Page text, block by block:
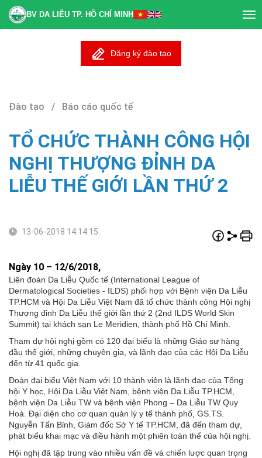
BV DA LIỄU TP. HỒ CHÍ MINH
Đăng ký đào tạo
Đào tạo / Báo cáo quốc tế
TỔ CHỨC THÀNH CÔNG HỘI
NGHỊ THƯỢNG ĐỈNH DA
LIỄU THẾ GIỚI LẦN THỨ 2
13-06-2018 14:14:15
Ngày 10 – 12/6/2018,
Liên đoàn Da Liễu Quốc tế (International League of
Dermatological Societies - ILDS) phối hợp với Bệnh viện Da Liễu
TP.HCM và Hội Da Liễu Việt Nam đã tổ chức thành công Hội nghị
Thượng đỉnh Da Liễu thế giới lần thứ 2 (2nd ILDS World Skin
Summit) tại khách sạn Le Meridien, thành phố Hồ Chí Minh.
Tham dự hội nghị gồm có 120 đại biểu là những Giáo sư hàng
đầu thế giới, những chuyên gia, và lãnh đạo của các Hội Da Liễu
đến từ 41 quốc gia.
Đoàn đại biểu Việt Nam với 10 thành viên là lãnh đạo của Tổng
hội Y học, Hội Da Liễu Việt Nam, bệnh viện Da Liễu TP.HCM,
bệnh viện Da Liễu TW và bệnh viện Phong – Da Liễu TW Quy
Hoà. Đại diện cho cơ quan quản lý y tế thành phố, GS.TS.
Nguyễn Tấn Bỉnh, Giám đốc Sở Y tế TP.HCM, đã đến tham dự,
phát biểu khai mạc và điều hành một phiên toàn thể của hội nghị.
Hội nghị đã tập trung vào nhiều vấn đề và chiến lược quan trọng